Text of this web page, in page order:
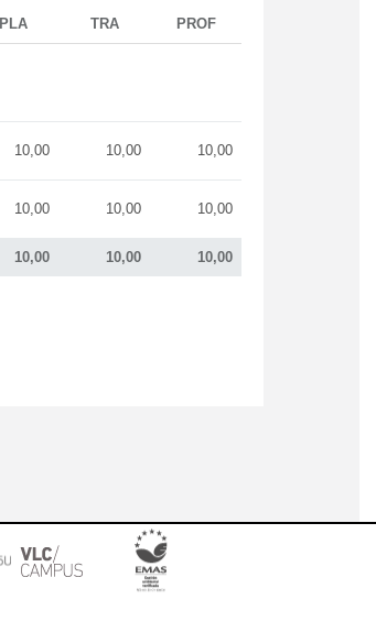
PLA TRA PROF
10,00 10,00 10,00
10,00 10,00 10,00
10,00 10,00 10,00